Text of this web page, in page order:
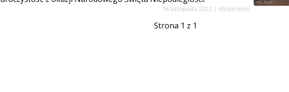
16 listopada 2023 | Wydarzenia
Strona 1 z 1